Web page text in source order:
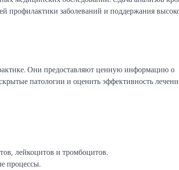
профилактики заболеваний и поддержания
Они предоставляют ценную информацию о
патологии и оценить эффективность
лейкоцитов и тромбоцитов.
процессы.